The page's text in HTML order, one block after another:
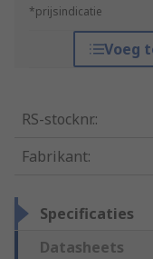
*prijsindicatie
Voeg
RS-stocknr.:
Fabrikant:
Specificaties
Datasheets